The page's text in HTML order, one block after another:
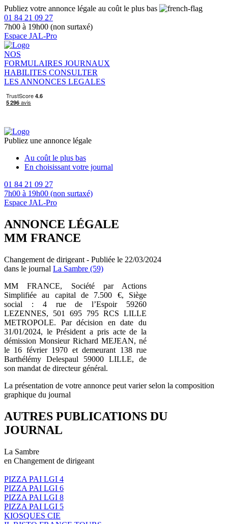
Publiez votre annonce légale au coût le plus bas
01 84 21 09 27
7h00 à 19h00 (non surtaxé)
Espace JAL-Pro
NOS
FORMULAIRES JOURNAUX
HABILITES CONSULTER
LES ANNONCES LEGALES
Publiez une annonce légale
Au coût le plus bas
En choisissant votre journal
01 84 21 09 27
7h00 à 19h00 (non surtaxé)
Espace JAL-Pro
ANNONCE LÉGALE
MM FRANCE
Changement de dirigeant - Publiée le 22/03/2024
dans le journal La Sambre (59)
MM FRANCE, Société par Actions
Simplifiée au capital de 7.500 €,
Siège
social : 4 rue de l’Espoir 59260
LEZENNES,
501 695 795 RCS LILLE
METROPOLE.
Par décision en date du
31/01/2024, le Président a pris acte de la
démission Monsieur Richard MEJEAN, né
le 16 février 1970 et demeurant 138 rue
Barthélémy Delespaul 59000 LILLE, de
son mandat de directeur général.
La présentation de votre annonce peut varier selon la composition
graphique du journal
AUTRES PUBLICATIONS DU
JOURNAL
La Sambre
en Changement de dirigeant
PIZZA PAI LGI 4
PIZZA PAI LGI 6
PIZZA PAI LGI 8
PIZZA PAI LGI 5
KIOSQUES CIE